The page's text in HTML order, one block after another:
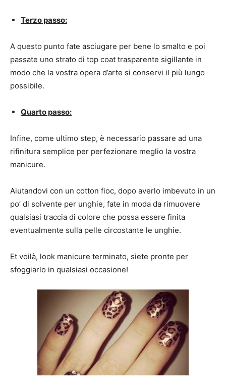
Terzo passo:
A questo punto fate asciugare per bene lo smalto e poi
passate uno strato di top coat trasparente sigillante in
modo che la vostra opera d’arte si conservi il più lungo
possibile.
Quarto passo:
Infine, come ultimo step, è necessario passare ad una
rifinitura semplice per perfezionare meglio la vostra
manicure.
Aiutandovi con un cotton fioc, dopo averlo imbevuto in un
po’ di solvente per unghie, fate in moda da rimuovere
qualsiasi traccia di colore che possa essere finita
eventualmente sulla pelle circostante le unghie.
Et voilà, look manicure terminato, siete pronte per
sfoggiarlo in qualsiasi occasione!